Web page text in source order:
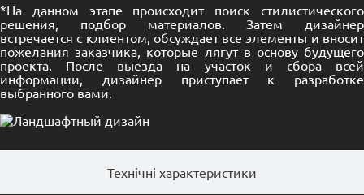
Технічні характеристики
*На данном этапе происходит поиск стилистического
решения, подбор материалов. Затем дизайнер
встречается с клиентом, обсуждает все элементы и вносит
пожелания заказчика, которые лягут в основу будущего
проекта. После выезда на участок и сбора всей
информации, дизайнер приступает к разработке
выбранного вами.